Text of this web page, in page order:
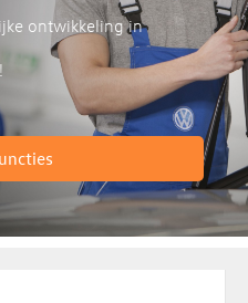
ontwikkeling in